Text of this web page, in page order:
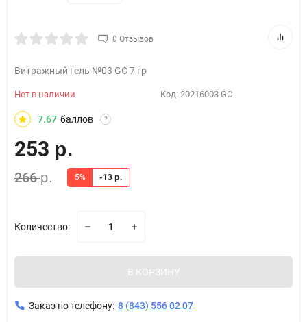
0 Отзывов
Витражный гель №03 GC 7 гр
Нет в наличии Код: 20216003 GC
7.67 баллов ?
253 р.
266р. 5% -13 р.
Количество:
В КОРЗИНУ
Заказ по телефону: 8 (843) 556 02 07